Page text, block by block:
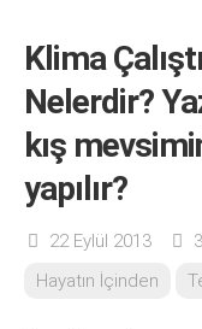
Klima
Nelerdir?
kış
yapılır?
22 Eylül 2013
Hayatın İçinden